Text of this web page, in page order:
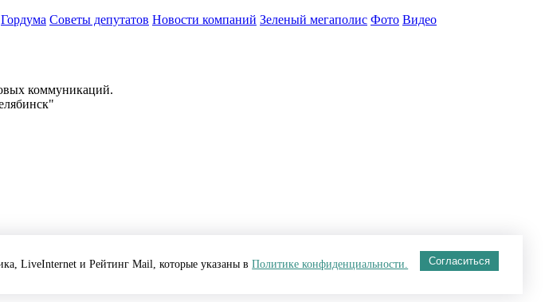
Гордума Советы депутатов Новости компаний Зеленый мегаполис Фото Видео
коммуникаций.
объявлениях.
LiveInternet и Рейтинг Mail, которые указаны вПолитике конфиденциальности. Согласиться